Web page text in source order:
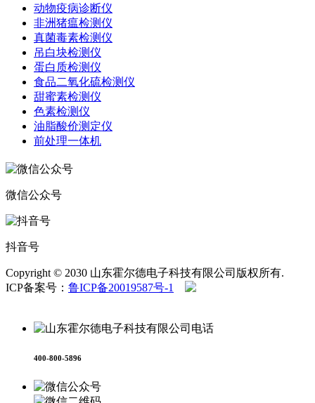
动物疫病诊断仪
非洲猪瘟检测仪
真菌毒素检测仪
吊白块检测仪
蛋白质检测仪
食品二氧化硫检测仪
甜蜜素检测仪
色素检测仪
油脂酸价测定仪
前处理一体机
微信公众号
抖音号
Copyright © 2030 山东霍尔德电子科技有限公司版权所有.
ICP备案号： 鲁ICP备20019587号-1
400-800-5896